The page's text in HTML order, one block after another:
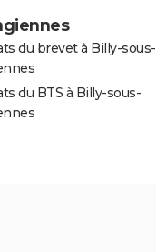
du brevet à Billy-sous-
du BTS à Billy-sous-